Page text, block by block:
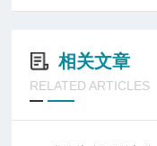
相关文章
RELATED ARTICLES